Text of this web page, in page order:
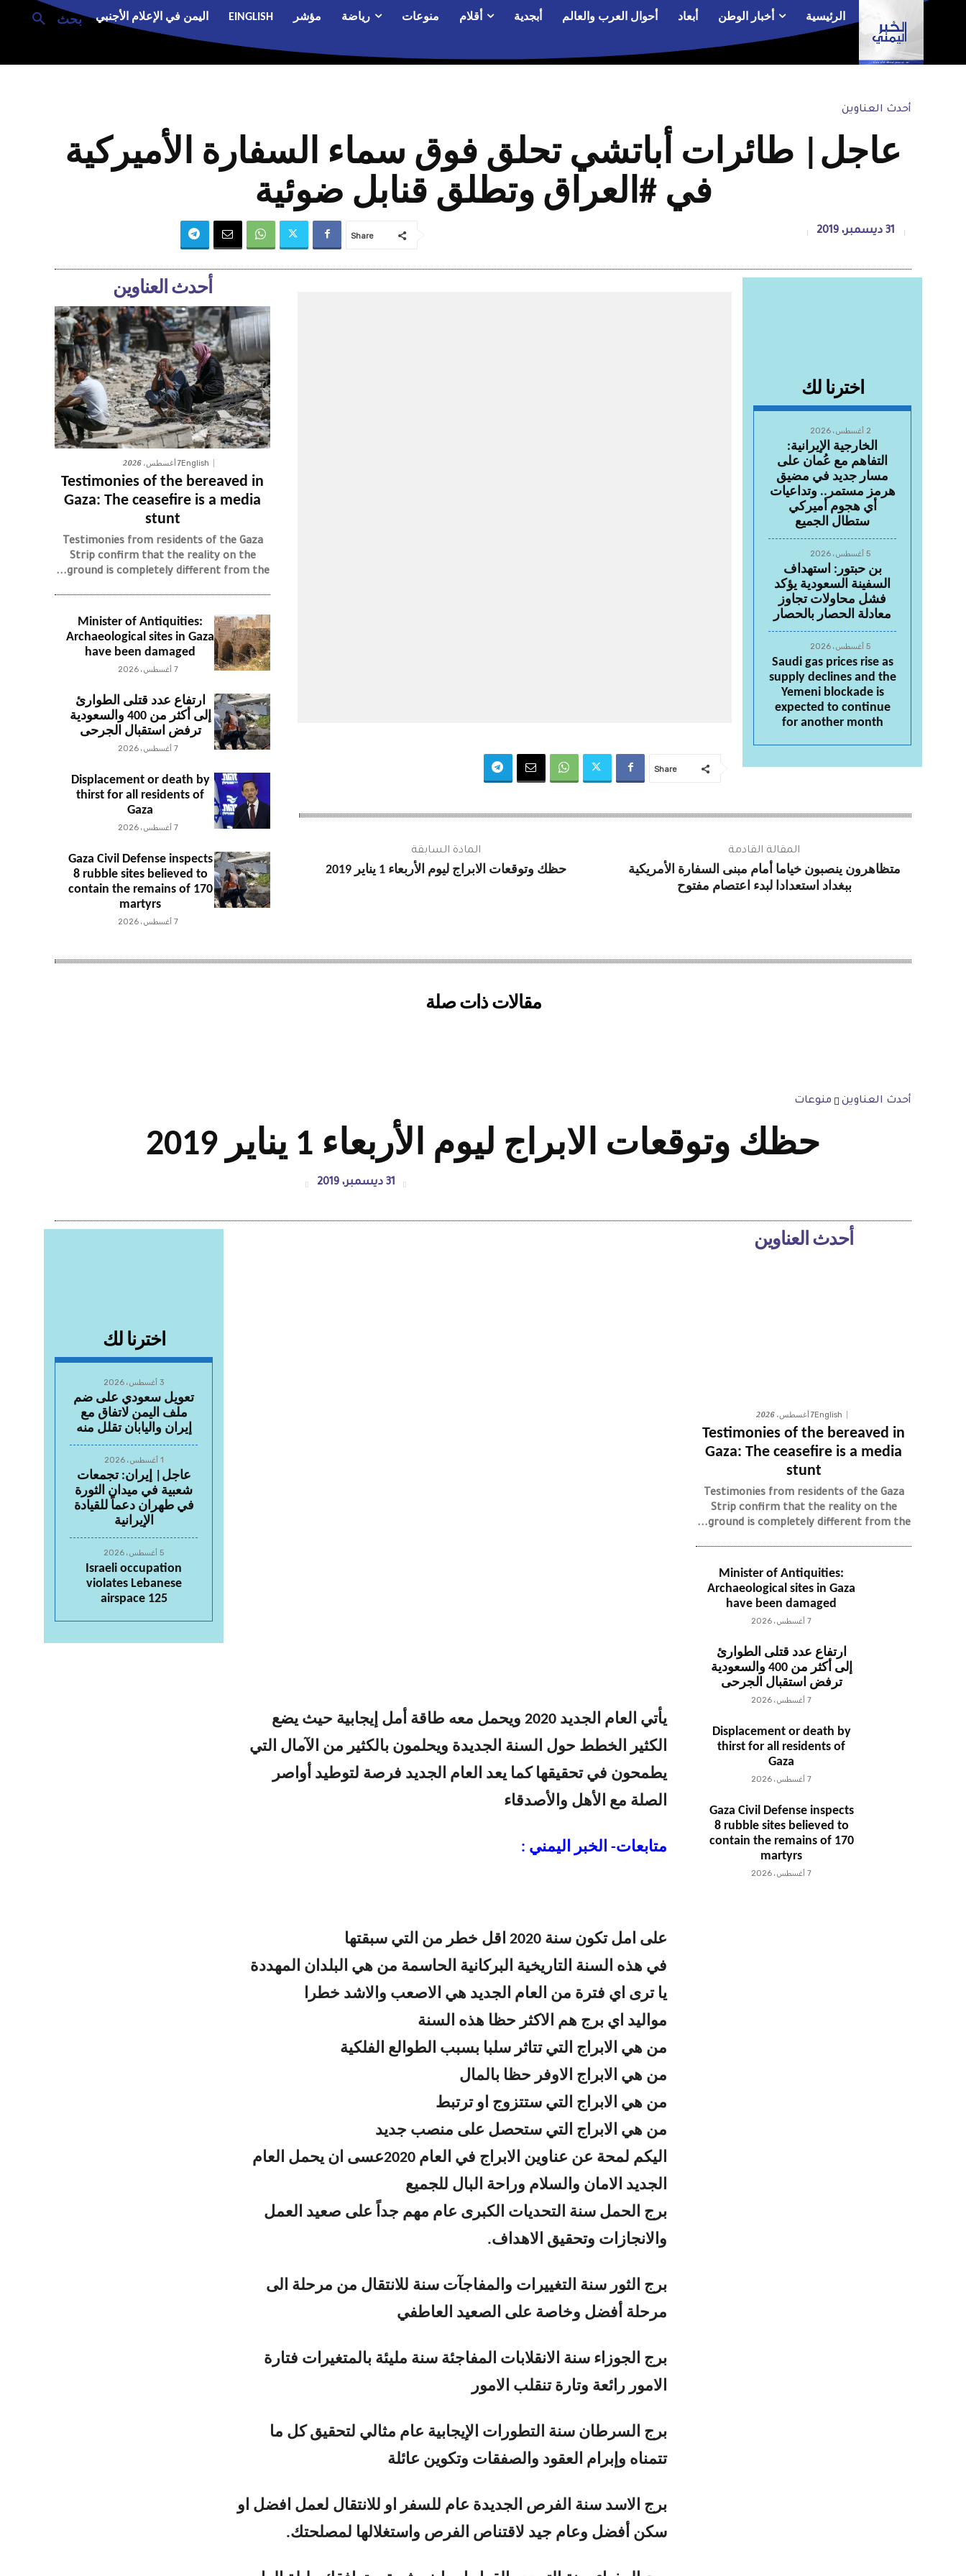
بحث الرئيسية أخبار الوطن أبعاد أحوال العرب والعالم أبجدية أقلام منوعات رياضة مؤشر EINGLISH اليمن في الإعلام الأجنبي
أحدث العناوين
عاجل| طائرات أباتشي تحلق فوق سماء السفارة الأميركية
في #العراق وتطلق قنابل ضوئية
31 ديسمبر، 2019 Share
اخترنا لك
2 أغسطس، 2026
الخارجية الإيرانية:
التفاهم مع عُمان على
مسار جديد في مضيق
هرمز مستمر.. وتداعيات
أي هجوم أميركي
ستطال الجميع
5 أغسطس، 2026
بن حبتور: استهداف
السفينة السعودية يؤكد
فشل محاولات تجاوز
معادلة الحصار بالحصار
5 أغسطس، 2026
Saudi gas prices rise as
supply declines and the
Yemeni blockade is
expected to continue
for another month
Share
المادة السابقة
حظك وتوقعات الابراج ليوم الأربعاء 1 يناير 2019
المقالة القادمة
متظاهرون ينصبون خياما أمام مبنى السفارة الأمريكية
ببغداد استعدادا لبدء اعتصام مفتوح
أحدث العناوين
English7 أغسطس، 2026
Testimonies of the bereaved in
Gaza: The ceasefire is a media
stunt
Testimonies from residents of the Gaza
Strip confirm that the reality on the
ground is completely different from the...
Minister of Antiquities:
Archaeological sites in Gaza
have been damaged
7 أغسطس، 2026
ارتفاع عدد قتلى الطوارئ
إلى أكثر من 400 والسعودية
ترفض استقبال الجرحى
7 أغسطس، 2026
Displacement or death by
thirst for all residents of
Gaza
7 أغسطس، 2026
Gaza Civil Defense inspects
8 rubble sites believed to
contain the remains of 170
martyrs
7 أغسطس، 2026
مقالات ذات صلة